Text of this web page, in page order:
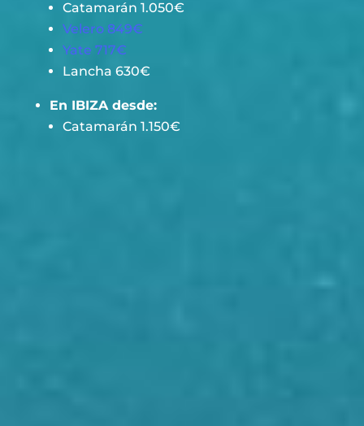
Catamarán 1.050€
Velero 849€
Yate 717€
Lancha 630€
En IBIZA desde:
Catamarán 1.150€